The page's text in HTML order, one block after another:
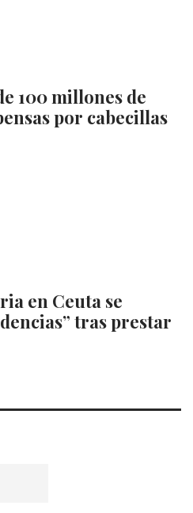
100 millones de
por cabecillas
en Ceuta se
tras prestar